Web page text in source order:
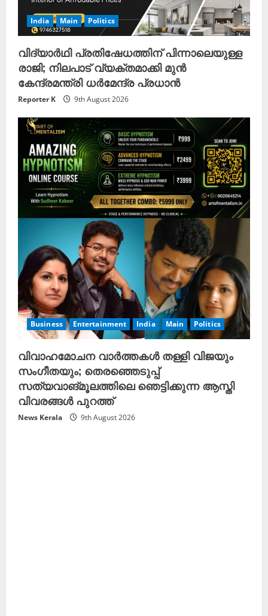
India Main Politics
വിദ്യാർഥി പ്രതിഷേധത്തിന് പിന്നാലെയുള്ള
രാജി; നിലപാട് വ്യക്തമാക്കി മുൻ
കേന്ദ്രമന്ത്രി ധർമേന്ദ്ര പ്രധാൻ
Reporter K 9th August 2026
Business Entertainment India Main Politics
വിവാഹമോചന വാർത്തകൾ തള്ളി വിജയും
സംഗീതയും; തെരഞ്ഞെടുപ്പ്
സത്യവാങ്മൂലത്തിലെ ഞെട്ടിക്കുന്ന ആസ്തി
വിവരങ്ങൾ പുറത്ത്
News Kerala 9th August 2026